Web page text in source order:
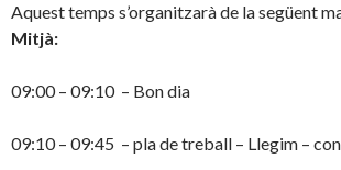
Aquest temps s’organitzarà de la següent
Mitjà:
09:00 – 09:10 – Bon dia
09:10 – 09:45 – pla de treball – Llegim –